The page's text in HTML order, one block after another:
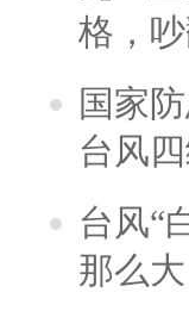
格，
国家
台风
台风“
那么大